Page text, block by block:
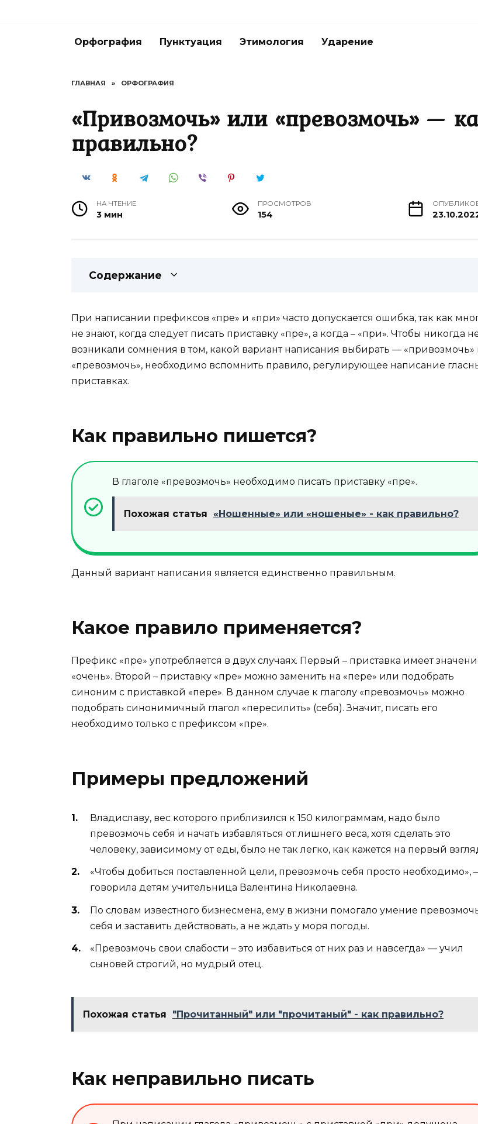
Орфография Пунктуация Этимология Ударение
ГЛАВНАЯ » ОРФОГРАФИЯ
«Привозмочь» или «превозмочь» —
правильно?
НА ЧТЕНИЕ
3 мин
ПРОСМОТРОВ
154
Содержание
При написании префиксов «пре» и «при» часто допускается ошибка, так как
не знают, когда следует писать приставку «пре», а когда – «при». Чтобы никогда
возникали сомнения в том, какой вариант написания выбирать — «привозмочь»
«превозмочь», необходимо вспомнить правило, регулирующее написание
приставках.
Как правильно пишется?
В глаголе «превозмочь» необходимо писать приставку «пре».
Похожая статья «Ношенные» или «ношеные» - как правильно?
Данный вариант написания является единственно правильным.
Какое правило применяется?
Префикс «пре» употребляется в двух случаях. Первый – приставка имеет
«очень». Второй – приставку «пре» можно заменить на «пере» или подобрать
синоним с приставкой «пере». В данном случае к глаголу «превозмочь» можно
подобрать синонимичный глагол «пересилить» (себя). Значит, писать его
необходимо только с префиксом «пре».
Примеры предложений
Владиславу, вес которого приблизился к 150 килограммам, надо было
превозмочь себя и начать избавляться от лишнего веса, хотя сделать это
человеку, зависимому от еды, было не так легко, как кажется на первый
«Чтобы добиться поставленной цели, превозмочь себя просто необходимо»,
говорила детям учительница Валентина Николаевна.
По словам известного бизнесмена, ему в жизни помогало умение
себя и заставить действовать, а не ждать у моря погоды.
«Превозмочь свои слабости – это избавиться от них раз и навсегда» — учил
сыновей строгий, но мудрый отец.
Похожая статья "Прочитанный" или "прочитаный" - как правильно?
Как неправильно писать